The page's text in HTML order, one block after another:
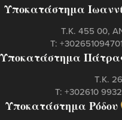
Υποκατάστημα
Τ.Κ. 455 00,
Τ:
Υποκατάστημα
Τ.Κ.
Τ: +302610
Υποκατάστημα Ρόδου